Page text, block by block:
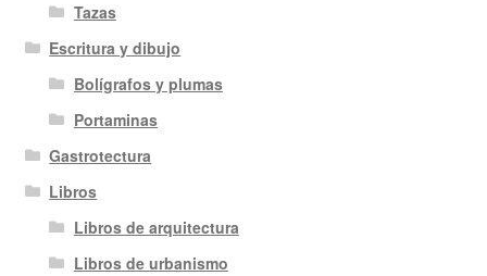
Tazas
Escritura y dibujo
Bolígrafos y plumas
Portaminas
Gastrotectura
Libros
Libros de arquitectura
Libros de urbanismo